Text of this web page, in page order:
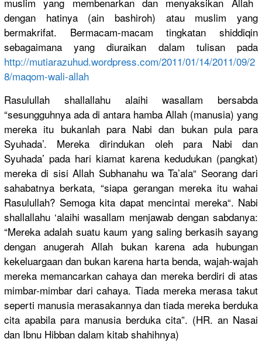
dengan hatinya (ain bashiroh) atau muslim yang
bermakrifat. Bermacam-macam tingkatan shiddiqin
sebagaimana yang diuraikan dalam tulisan pada
http://mutiarazuhud.wordpress.com/2011/01/14/2011/09/2
8/maqom-wali-allah
Rasulullah shallallahu alaihi wasallam bersabda
“sesungguhnya ada di antara hamba Allah (manusia) yang
mereka itu bukanlah para Nabi dan bukan pula para
Syuhada’. Mereka dirindukan oleh para Nabi dan
Syuhada’ pada hari kiamat karena kedudukan (pangkat)
mereka di sisi Allah Subhanahu wa Ta’ala“ Seorang dari
sahabatnya berkata, “siapa gerangan mereka itu wahai
Rasulullah? Semoga kita dapat mencintai mereka“. Nabi
shallallahu ‘alaihi wasallam menjawab dengan sabdanya:
“Mereka adalah suatu kaum yang saling berkasih sayang
dengan anugerah Allah bukan karena ada hubungan
kekeluargaan dan bukan karena harta benda, wajah-wajah
mereka memancarkan cahaya dan mereka berdiri di atas
mimbar-mimbar dari cahaya. Tiada mereka merasa takut
seperti manusia merasakannya dan tiada mereka berduka
cita apabila para manusia berduka cita”. (HR. an Nasai
dan Ibnu Hibban dalam kitab shahihnya)